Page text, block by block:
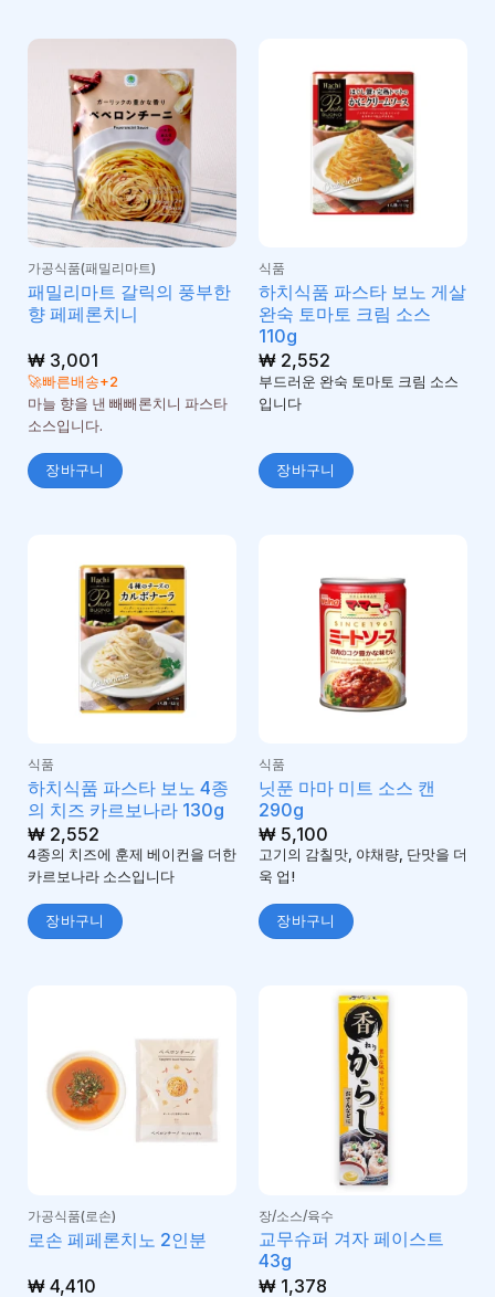
가공식품(패밀리마트)
패밀리마트 갈릭의 풍부한
향 페페론치니
₩3,001
🚀빠른배송+2
마늘 향을 낸 빼빼론치니 파스타
소스입니다.
장바구니
식품
하치식품 파스타 보노 게살
완숙 토마토 크림 소스
110g
₩2,552
부드러운 완숙 토마토 크림 소스
입니다
장바구니
식품
하치식품 파스타 보노 4종
의 치즈 카르보나라 130g
₩2,552
4종의 치즈에 훈제 베이컨을 더한
카르보나라 소스입니다
장바구니
식품
닛푼 마마 미트 소스 캔
290g
₩5,100
고기의 감칠맛, 야채량, 단맛을 더
욱 업!
장바구니
가공식품(로손)
로손 페페론치노 2인분
₩4,410
장/소스/육수
교무슈퍼 겨자 페이스트
43g
₩1,378